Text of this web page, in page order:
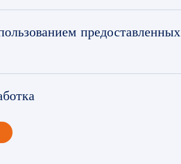
предоставленных